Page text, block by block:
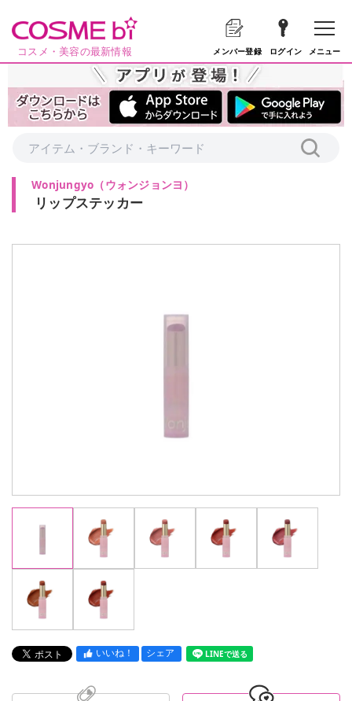
コスメ・美容の最新情報 メンバー登録 ログイン メニュー
Wonjungyo （ウォンジョンヨ ）
リップステッカー
いいね！ シェア LINEで送る